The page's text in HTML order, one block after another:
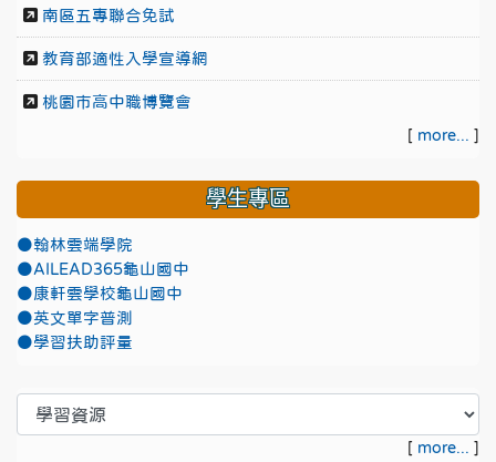
南區五專聯合免試
教育部適性入學宣導網
桃園市高中職博覽會
[ more... ]
學生專區
●翰林雲端學院
●AILEAD365龜山國中
●康軒雲學校龜山國中
●英文單字普測
●學習扶助評量
[ more... ]